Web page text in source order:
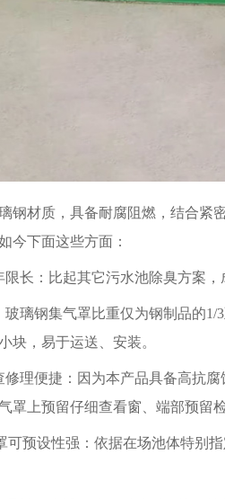
钢材质，具备耐腐阻燃，结合紧
今下面这些方面：
长：比起其它污水池除臭方案
璃钢集气罩比重仅为钢制品的
块，易于运送、安装。
理便捷：因为本产品具备高抗
罩上预留仔细查看窗、端部预留
可预设性强：依据在场池体特别